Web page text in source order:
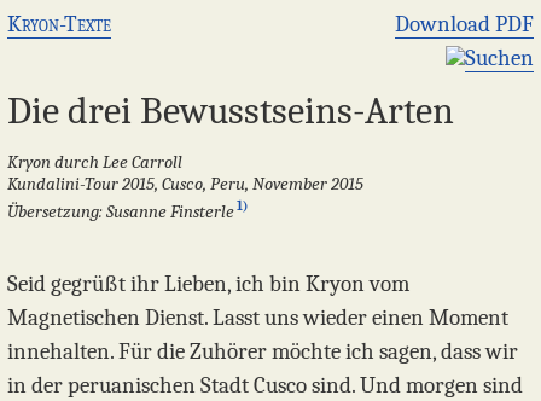
Kryon-Texte
Download PDF
Suchen
Die drei Bewusstseins-Arten
Kryon durch Lee Carroll
Kundalini-Tour 2015, Cusco, Peru, November 2015
Übersetzung: Susanne Finsterle1)
Seid gegrüßt ihr Lieben, ich bin Kryon vom
Magnetischen Dienst. Lasst uns wieder einen Moment
innehalten. Für die Zuhörer möchte ich sagen, dass wir
in der peruanischen Stadt Cusco sind. Und morgen sind